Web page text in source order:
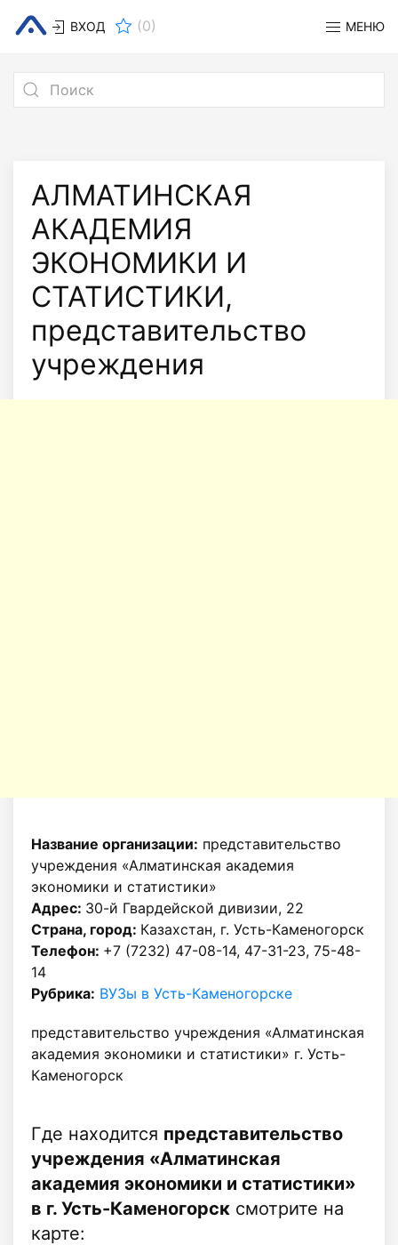
ВХОД (0) МЕНЮ
АЛМАТИНСКАЯ
АКАДЕМИЯ
ЭКОНОМИКИ И
СТАТИСТИКИ,
представительство
учреждения
Название организации: представительство
учреждения «Алматинская академия
экономики и статистики»
Адрес: 30-й Гвардейской дивизии, 22
Страна, город: Казахстан, г. Усть-Каменогорск
Телефон: +7 (7232) 47-08-14, 47-31-23, 75-48-
14
Рубрика: ВУЗы в Усть-Каменогорске
представительство учреждения «Алматинская
академия экономики и статистики» г. Усть-
Каменогорск
Где находится представительство
учреждения «Алматинская
академия экономики и статистики»
в г. Усть-Каменогорск смотрите на
карте: